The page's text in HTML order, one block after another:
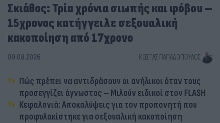
Σκιάθος: Τρία χρόνια σιωπής και φόβου –
15χρονος κατήγγειλε σεξουαλική
κακοποίηση από 17χρονο
09.08.2026 ΚΏΣΤΑΣ ΠΑΠΑΔΌΠΟΥΛΟΣ
Πώς πρέπει να αντιδράσουν οι ανήλικοι όταν τους
προσεγγίζει άγνωστος – Μιλούν ειδικοί στον FLASH
Κεφαλονιά: Αποκαλύψεις για τον προπονητή που
προφυλακίστηκε για σεξουαλική κακοποίηση